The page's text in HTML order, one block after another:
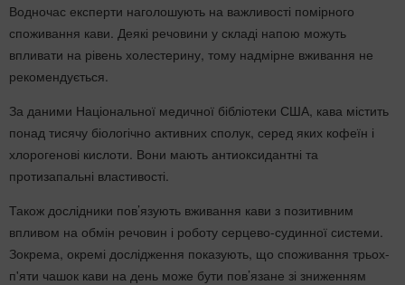
Водночас експерти наголошують на важливості помірного
споживання кави. Деякі речовини у складі напою можуть
впливати на рівень холестерину, тому надмірне вживання не
рекомендується.
За даними Національної медичної бібліотеки США, кава містить
понад тисячу біологічно активних сполук, серед яких кофеїн і
хлорогенові кислоти. Вони мають антиоксидантні та
протизапальні властивості.
Також дослідники пов’язують вживання кави з позитивним
впливом на обмін речовин і роботу серцево-судинної системи.
Зокрема, окремі дослідження показують, що споживання трьох-
п'яти чашок кави на день може бути пов’язане зі зниженням